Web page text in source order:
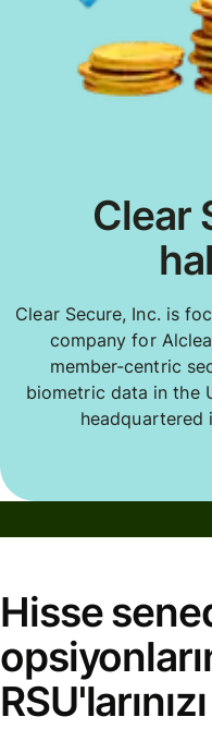
Clear
Clear Secure, Inc. is
company for
member-centric
biometric data in the
headquartered
Hisse